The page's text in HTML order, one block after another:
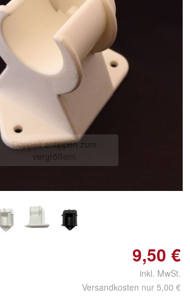
Doppelt antippen zum
vergrößern
9,50 €
inkl. MwSt.
Versandkosten nur 5,00 €